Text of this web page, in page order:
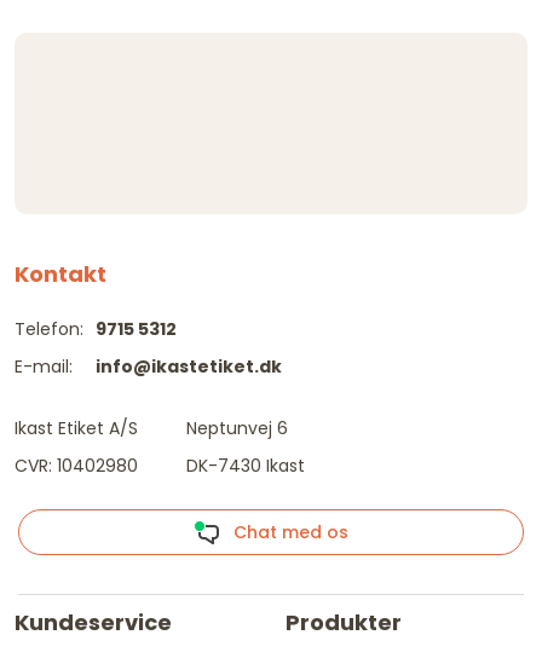
Kontakt
Telefon:
E-mail:
9715 5312
info@ikastetiket.dk
Ikast Etiket A/S
CVR: 10402980
Neptunvej 6
DK-7430 Ikast
Chat med os
Kundeservice Produkter